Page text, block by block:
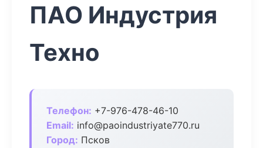
ПАО Индустрия
Техно
Телефон: +7-976-478-46-10
Email: info@paoindustriyate770.ru
Город: Псков